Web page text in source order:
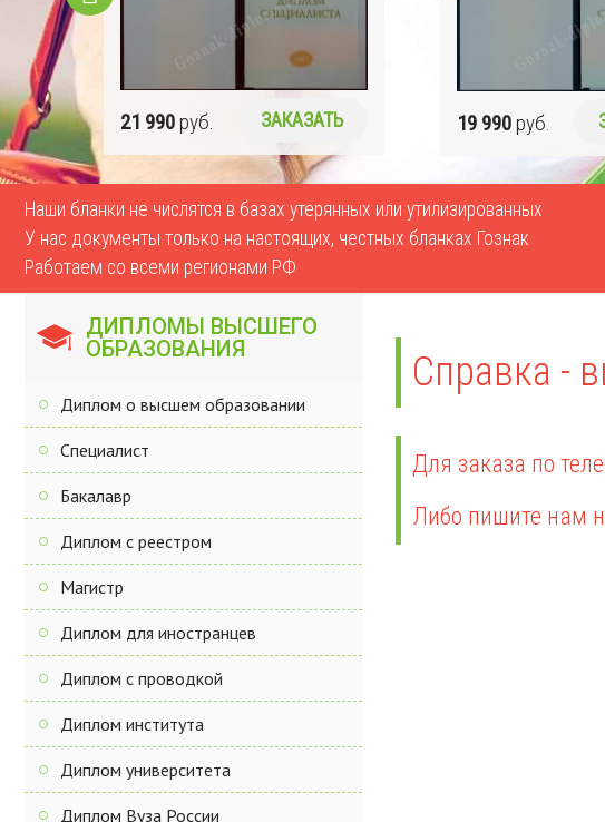
19 990 руб. ЗАКАЗАТЬ 17 990 руб.
Наши бланки не числятся в базах утерянных или утилизированных
У нас документы только на настоящих, честных бланках Гознак
Работаем со всеми регионами РФ
ДИПЛОМЫ ВЫСШЕГО
ОБРАЗОВАНИЯ
Диплом о высшем образовании
Специалист
Бакалавр
Диплом с реестром
Магистр
Диплом для иностранцев
Диплом с проводкой
Диплом института
Диплом университета
Диплом Вуза России
Справка -
Для заказа по
Либо пишите нам